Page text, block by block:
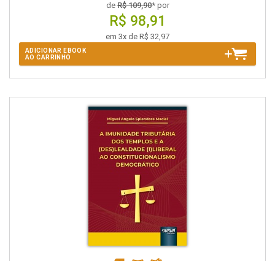
deR$ 109,90* por
R$ 98,91
em 3x de R$ 32,97
ADICIONAR EBOOK
AO CARRINHO